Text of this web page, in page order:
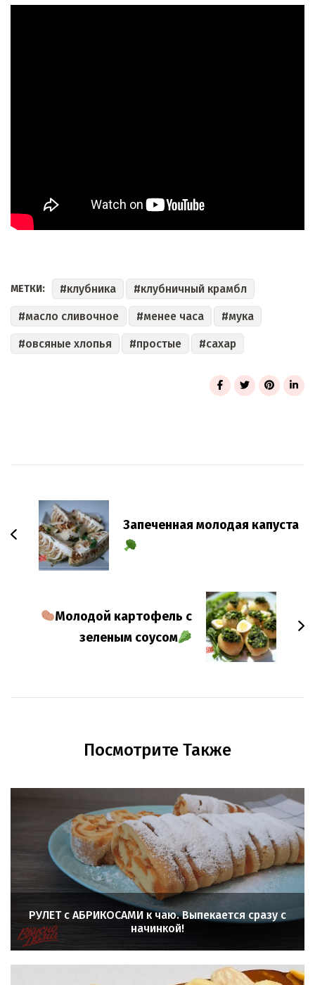
МЕТКИ: клубника клубничный крамбл
масло сливочное менее часа мука
овсяные хлопья простые сахар
Navigation
Запеченная молодая капуста
Молодой картофель с
зеленым соусом
Посмотрите Также
РУЛЕТ с АБРИКОСАМИ к чаю. Выпекается сразу с
начинкой!